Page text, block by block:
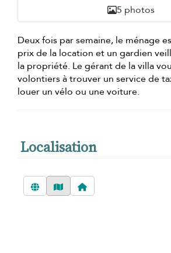
5 photos
Deux fois par semaine, le ménage
prix de la location et un gardien
la propriété. Le gérant de la villa
volontiers à trouver un service de
louer un vélo ou une voiture.
Localisation